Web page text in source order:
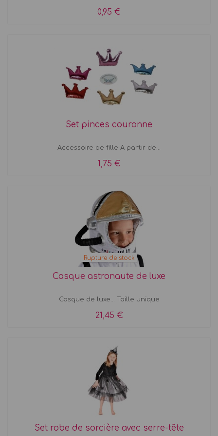
0,95 €
Set pinces couronne
Accessoire de fille A partir de...
1,75 €
Rupture de stock
Casque astronaute de luxe
Casque de luxe... Taille unique
21,45 €
Set robe de sorcière avec serre-tête